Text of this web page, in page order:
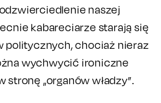
naszej
kabareciarze starają się
politycznych, chociaż nieraz
wychwycić ironiczne
stronę „organów władzy”.